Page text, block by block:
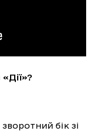
бік зі